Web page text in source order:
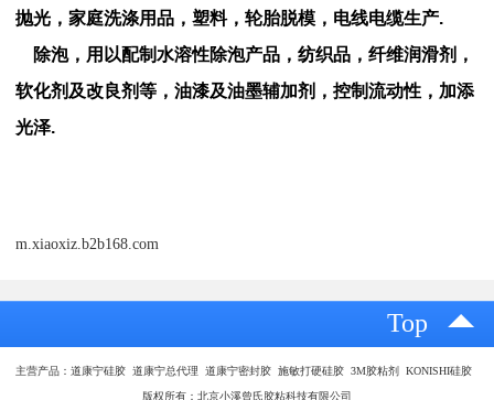
抛光，家庭洗涤用品，塑料，轮胎脱模，电线电缆生产.
除泡，用以配制水溶性除泡产品，纺织品，纤维润滑剂，
软化剂及改良剂等，油漆及油墨辅加剂，控制流动性，加添
光泽.
m.xiaoxiz.b2b168.com
Top
主营产品：道康宁硅胶 道康宁总代理 道康宁密封胶 施敏打硬硅胶 3M胶粘剂 KONISHI硅胶
版权所有：北京小溪曾氏胶粘科技有限公司